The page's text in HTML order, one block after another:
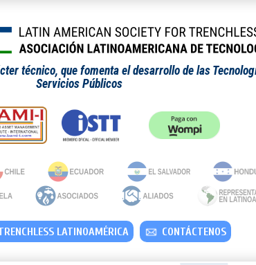
técnico, que fomenta el desarrollo de las
Servicios Públicos
LATINOAMÉRICA CONTÁCTENOS